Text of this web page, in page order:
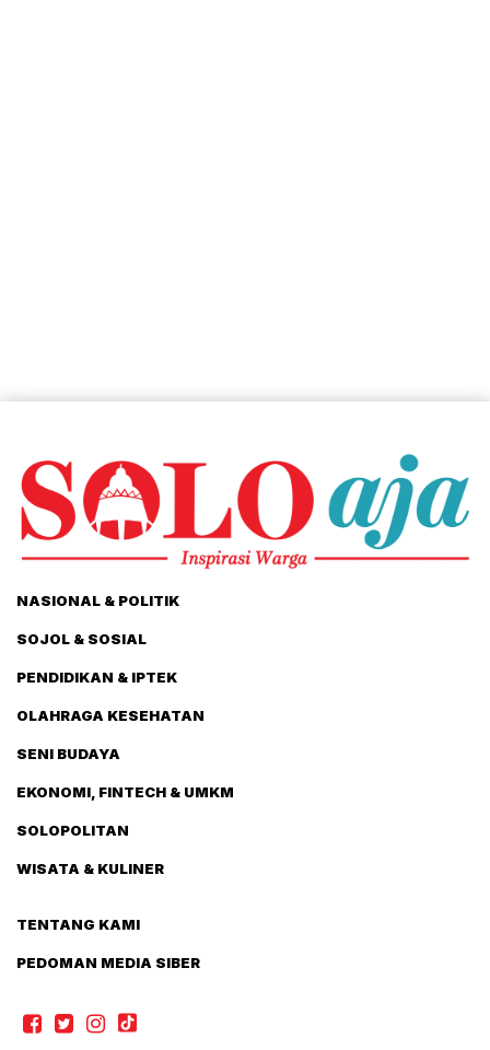
NASIONAL & POLITIK
SOJOL & SOSIAL
PENDIDIKAN & IPTEK
OLAHRAGA KESEHATAN
SENI BUDAYA
EKONOMI, FINTECH & UMKM
SOLOPOLITAN
WISATA & KULINER
TENTANG KAMI
PEDOMAN MEDIA SIBER